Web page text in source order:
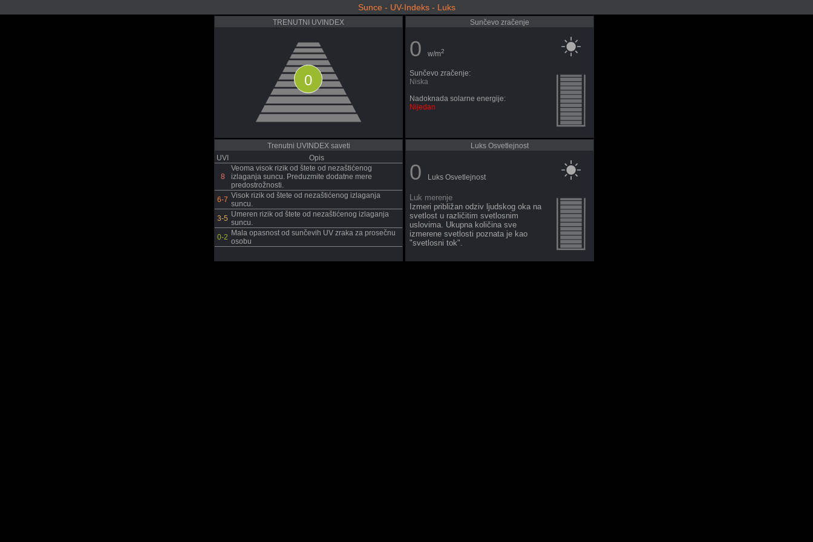
Sunce - UV-Indeks - Luks
TRENUTNI UVINDEX
0
Sunčevo zračenje
0 w/m2
Sunčevo zračenje:
Niska
Nadoknada solarne energije:
Nijedan
Trenutni UVINDEX saveti
UVI
Opis
8
Veoma visok rizik od štete od nezaštićenog
izlaganja suncu. Preduzmite dodatne mere
predostrožnosti.
6-7 Visok rizik od štete od nezaštićenog izlaganja
suncu.
3-5 Umeren rizik od štete od nezaštićenog izlaganja
suncu.
0-2 Mala opasnost od sunčevih UV zraka za prosečnu
osobu
Luks Osvetlejnost
0 Luks Osvetlejnost
Luk merenje
Izmeri približan odziv ljudskog oka na
svetlost u različitim svetlosnim
uslovima. Ukupna količina sve
izmerene svetlosti poznata je kao
"svetlosni tok".